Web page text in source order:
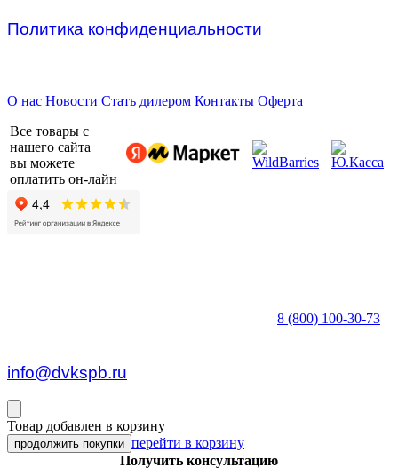
Политика конфиденциальности
О нас Новости Стать дилером Контакты Оферта
Все товары с
нашего сайта
вы можете
оплатить он-лайн
8 (800) 100-30-73
info@dvkspb.ru
Товар добавлен в корзину
продолжить покупки перейти в корзину
Получить консультацию